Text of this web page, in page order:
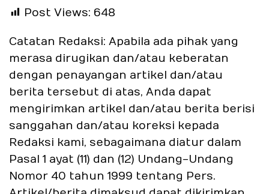
Post Views: 648
Catatan Redaksi: Apabila ada pihak yang
merasa dirugikan dan/atau keberatan
dengan penayangan artikel dan/atau
berita tersebut di atas, Anda dapat
mengirimkan artikel dan/atau berita berisi
sanggahan dan/atau koreksi kepada
Redaksi kami, sebagaimana diatur dalam
Pasal 1 ayat (11) dan (12) Undang-Undang
Nomor 40 tahun 1999 tentang Pers.